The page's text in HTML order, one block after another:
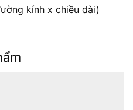
kính x chiều dài)